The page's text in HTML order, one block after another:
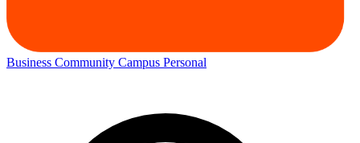
Business Community Campus Personal